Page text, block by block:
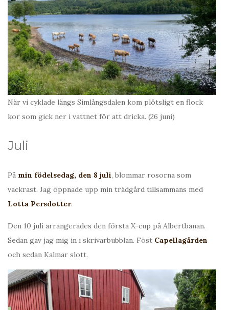
När vi cyklade längs Simlångsdalen kom plötsligt en flock
kor som gick ner i vattnet för att dricka. (26 juni)
Juli
På min födelsedag, den 8 juli, blommar rosorna som
vackrast. Jag öppnade upp min trädgård tillsammans med
Lotta Persdotter.
Den 10 juli arrangerades den första X-cup på Albertbanan.
Sedan gav jag mig in i skrivarbubblan. Föst Capellagården
och sedan Kalmar slott.